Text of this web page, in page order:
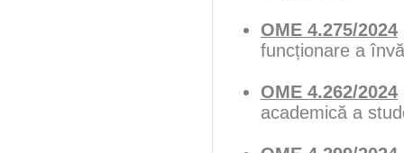
OME 4.275/2024
funcționare a
OME 4.262/2024
academică a